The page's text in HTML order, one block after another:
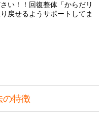
い！！回復整体「からだリ
戻せるようサポートしてま
の特徴